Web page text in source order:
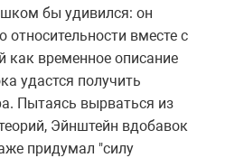
бы удивился: он
относительности вместе с
как временное описание
удастся получить
Пытаясь вырваться из
Эйнштейн вдобавок
придумал "силу